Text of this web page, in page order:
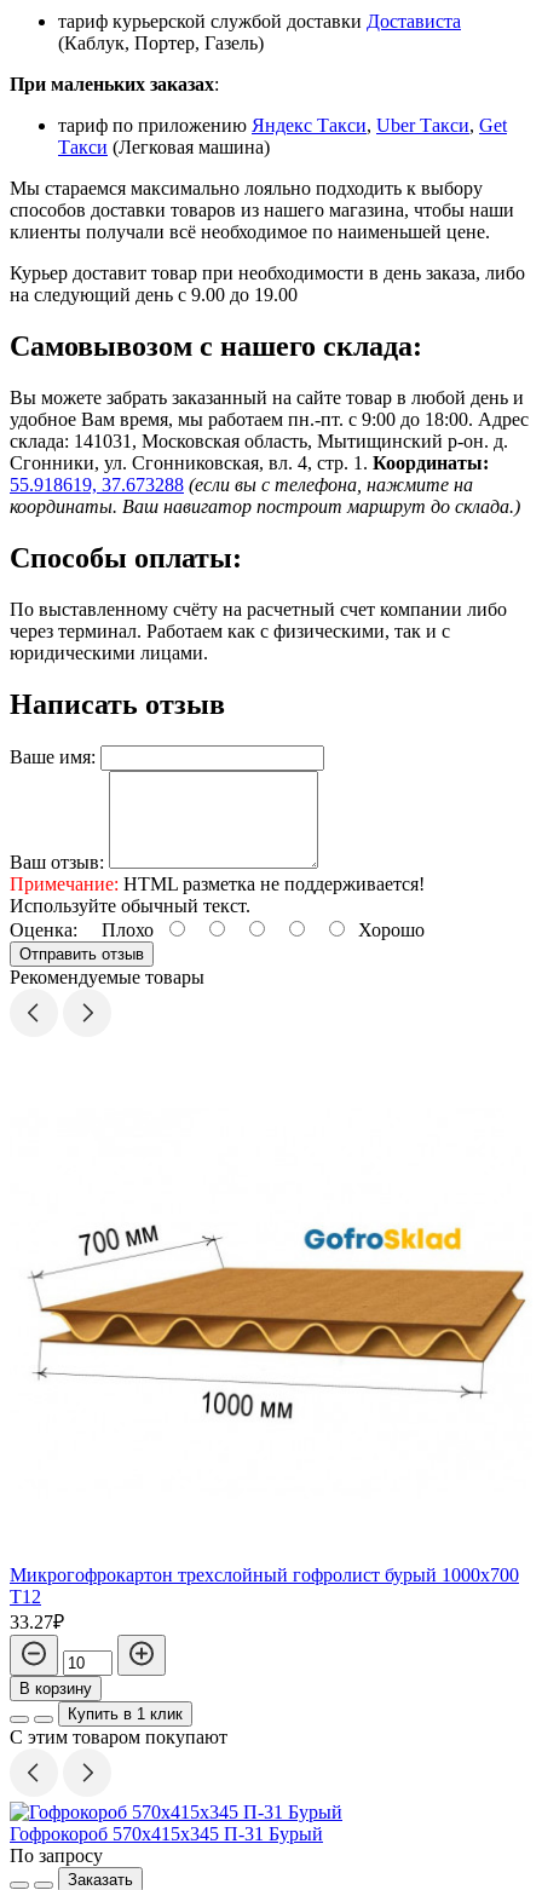
тариф курьерской службой доставки Достависта
(Каблук, Портер, Газель)
При маленьких заказах:
тариф по приложению Яндекс Такси, Uber Такси, Get
Такси (Легковая машина)
Мы стараемся максимально лояльно подходить к выбору
способов доставки товаров из нашего магазина, чтобы наши
клиенты получали всё необходимое по наименьшей цене.
Курьер доставит товар при необходимости в день заказа, либо
на следующий день с 9.00 до 19.00
Самовывозом с нашего склада:
Вы можете забрать заказанный на сайте товар в любой день и
удобное Вам время, мы работаем пн.-пт. с 9:00 до 18:00. Адрес
склада: 141031, Московская область, Мытищинский р-он. д.
Сгонники, ул. Сгонниковская, вл. 4, стр. 1. Координаты:
55.918619, 37.673288 (если вы с телефона, нажмите на
координаты. Ваш навигатор построит маршрут до склада.)
Способы оплаты:
По выставленному счёту на расчетный счет компании либо
через терминал. Работаем как с физическими, так и с
юридическими лицами.
Написать отзыв
Ваше имя:
Ваш отзыв:
Примечание: HTML разметка не поддерживается!
Используйте обычный текст.
Оценка: Плохо Хорошо
Отправить отзыв
Рекомендуемые товары
Микрогофрокартон трехслойный гофролист бурый 1000х700
Т12
33.27₽
В корзину
Купить в 1 клик
С этим товаром покупают
Гофрокороб 570х415х345 П-31 Бурый
По запросу
Заказать